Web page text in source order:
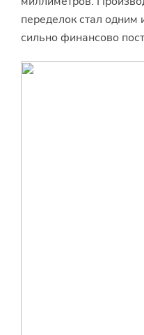
переделок стал одним
сильно финансово